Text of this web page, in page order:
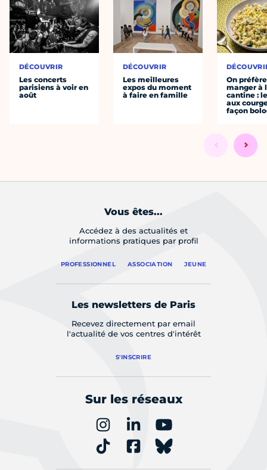
DÉCOUVRIR
Les concerts
parisiens à voir en
août
DÉCOUVRIR
Les meilleures
expos du moment
à faire en famille
On préfère
manger à
cantine :
aux
façon
Vous êtes...
Accédez à des actualités et
informations pratiques par profil
PROFESSIONNEL ASSOCIATION JEUNE
Les newsletters de Paris
Recevez directement par email
l'actualité de vos centres d'intérêt
S'INSCRIRE
Sur les réseaux